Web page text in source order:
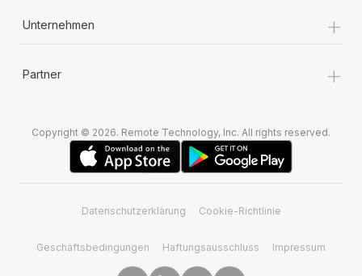
Unternehmen +
Partner +
Copyright © 2026. Remote Technology, Inc. All rights reserved.
Datenschutzerklärung Cookie-Richtlinie
Geschäftsbedingungen Haftungsausschluss Impressum